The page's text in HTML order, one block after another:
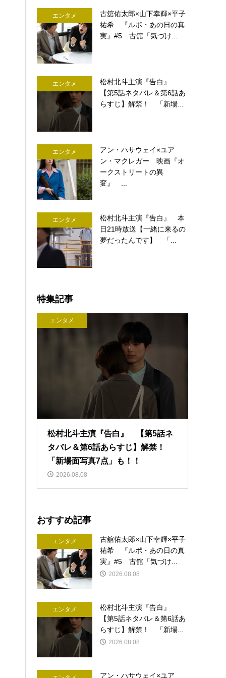
エンタメ
古舘佑太郎×山下幸輝×平子
祐希 『ルポ・あの日の真
実』#5 古舘「気づけ...
エンタメ
松村北斗主演『告白』
【第5話ネタバレ＆第6話あ
らすじ】解禁！ 「新場...
エンタメ
アン・ハサウェイ×ユア
ン・マクレガー 映画『オ
ークストリートの異
変』 ...
エンタメ
松村北斗主演『告白』 本
日21時放送【一緒に来るの
夢だったんです】 「...
特集記事
エンタメ
松村北斗主演『告白』 【第5話ネ
タバレ＆第6話あらすじ】解禁！
「新場面写真7点」も！！
2026.08.08
おすすめ記事
エンタメ
古舘佑太郎×山下幸輝×平子
祐希 『ルポ・あの日の真
実』#5 古舘「気づけ...
2026.08.08
エンタメ
松村北斗主演『告白』
【第5話ネタバレ＆第6話あ
らすじ】解禁！ 「新場...
2026.08.08
アン・ハサウェイ×ユア